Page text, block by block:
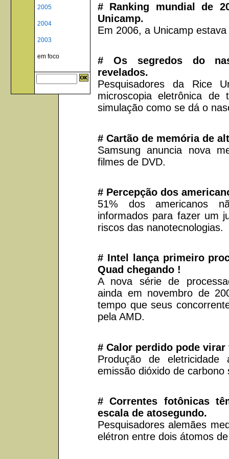
2005
2004
2003
em foco
# Ranking mundial de
Unicamp.
Em 2006, a Unicamp
# Os segredos do
revelados.
Pesquisadores da Rice
microscopia eletrônica de
simulação como se dá o
# Cartão de memória de
Samsung anuncia nova
filmes de DVD.
# Percepção dos
51% dos americanos
informados para fazer um
riscos das nanotecnologias.
# Intel lança primeiro
Quad chegando !
A nova série de
ainda em novembro de
tempo que seus
pela AMD.
# Calor perdido pode
Produção de
emissão dióxido de carbono
# Correntes fotônicas
escala de atosegundo.
Pesquisadores alemães
elétron entre dois átomos